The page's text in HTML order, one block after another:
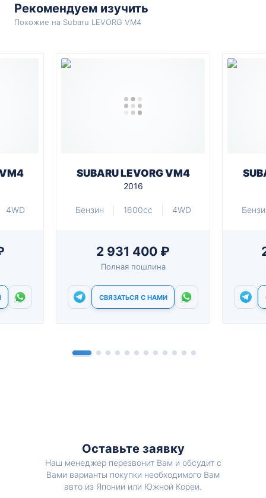
Рекомендуем изучить
Похожие на Subaru LEVORG VM4
4WD
SUBARU LEVORG VM4
2016
Бензин 1600cc 4WD
2 931 400 ₽
Полная пошлина
СВЯЗАТЬСЯ С НАМИ
Оставьте заявку
Наш менеджер перезвонит Вам и обсудит с
Вами варианты покупки необходимого Вам
авто из Японии или Южной Кореи.